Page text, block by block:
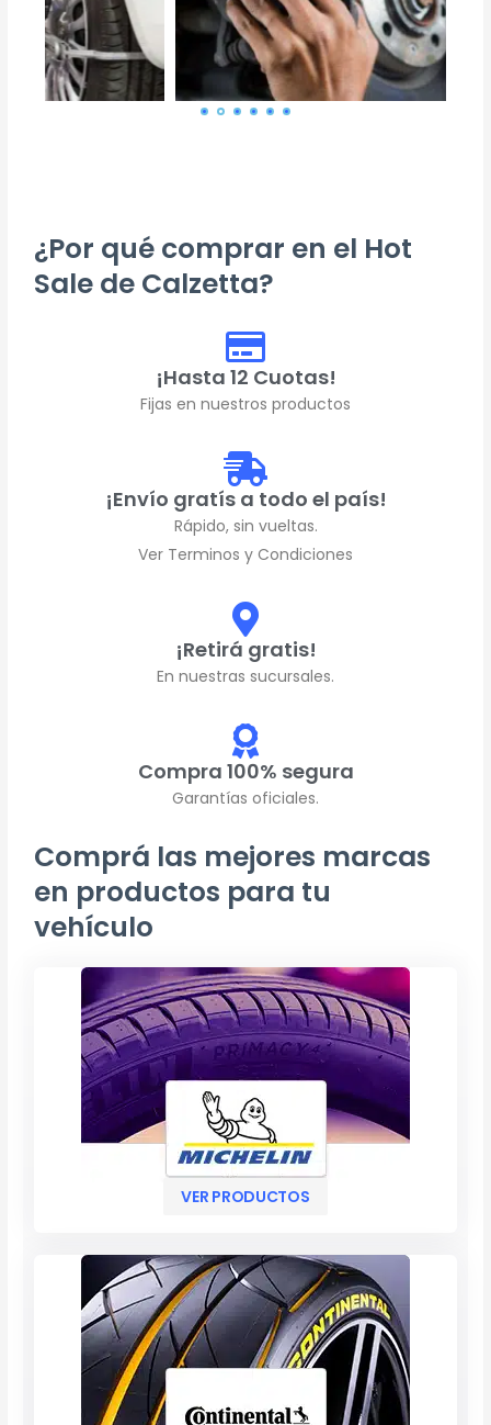
¿Por qué comprar en el Hot
Sale de Calzetta?
¡Hasta 12 Cuotas!
Fijas en nuestros productos
¡Envío gratís a todo el país!
Rápido, sin vueltas.
Ver Terminos y Condiciones
¡Retirá gratis!
En nuestras sucursales.
Compra 100% segura
Garantías oficiales.
Comprá las mejores marcas
en productos para tu
vehículo
VER PRODUCTOS